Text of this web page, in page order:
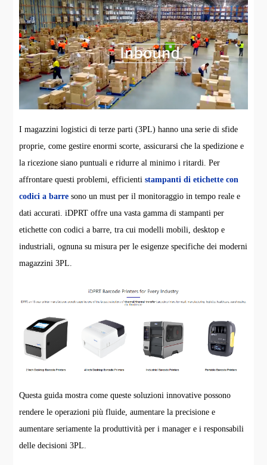
I magazzini logistici di terze parti (3PL) hanno una serie di sfide
proprie, come gestire enormi scorte, assicurarsi che la spedizione e
la ricezione siano puntuali e ridurre al minimo i ritardi. Per
affrontare questi problemi, efficientistampanti di etichette con
codici a barre sono un must per il monitoraggio in tempo reale e
dati accurati. iDPRT offre una vasta gamma di stampanti per
etichette con codici a barre, tra cui modelli mobili, desktop e
industriali, ognuna su misura per le esigenze specifiche dei moderni
magazzini 3PL.
Questa guida mostra come queste soluzioni innovative possono
rendere le operazioni più fluide, aumentare la precisione e
aumentare seriamente la produttività per i manager e i responsabili
delle decisioni 3PL.